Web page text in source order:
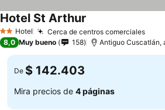
2 Estrellas
Hotel Cerca de centros comerciales
Hotel St Arthur
8,0 Muy bueno 158 Antiguo Cuscatlán,
De $ 142.403
Mira precios de 4 páginas